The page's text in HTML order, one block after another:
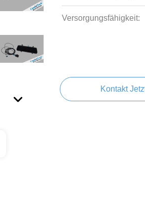
Versorgungsfähigkeit:
Kontakt